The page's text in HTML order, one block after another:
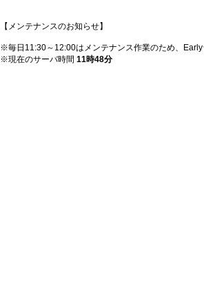
【メンテナンスのお知らせ】
※毎日11:30～12:00はメンテナンス作業のため、
※現在のサーバ時間 11時48分